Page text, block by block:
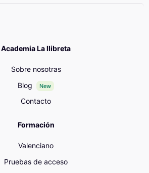
Academia La llibreta
Sobre nosotras
Blog
New
Contacto
Formación
Valenciano
Pruebas de acceso